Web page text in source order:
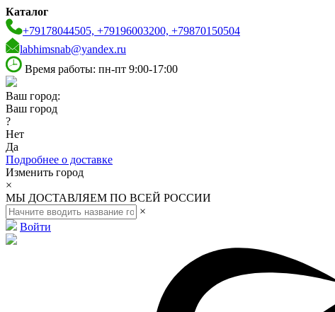
Каталог
+79178044505, +79196003200, +79870150504
labhimsnab@yandex.ru
Время работы: пн-пт 9:00-17:00
Ваш город:
Ваш город
?
Нет
Да
Подробнее о доставке
Изменить город
×
МЫ ДОСТАВЛЯЕМ ПО ВСЕЙ РОССИИ
×
Войти